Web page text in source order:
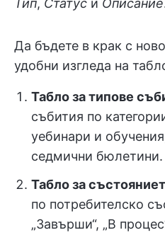
Тип, Статус и Описание
Да бъдете в крак с
удобни изгледа на
Табло за типове
събития по
уебинари и
седмични бюлетини.
Табло за
по потребителско
„Завърши“, „В